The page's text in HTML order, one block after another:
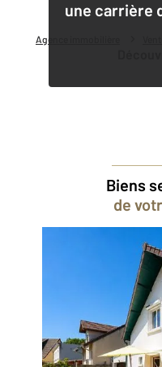
Agence immobilière
une carrière
Biens
de